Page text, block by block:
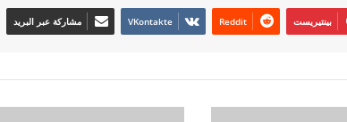
بينتيريست مشاركة عبر البريد